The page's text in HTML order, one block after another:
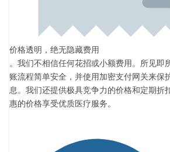
价格透明，绝无隐藏费用
。我们不相信任何花招或小额费用。所见即
账流程简单安全，并使用加密支付网关来保
息。我们还提供极具竞争力的价格和定期折
惠的价格享受优质医疗服务。